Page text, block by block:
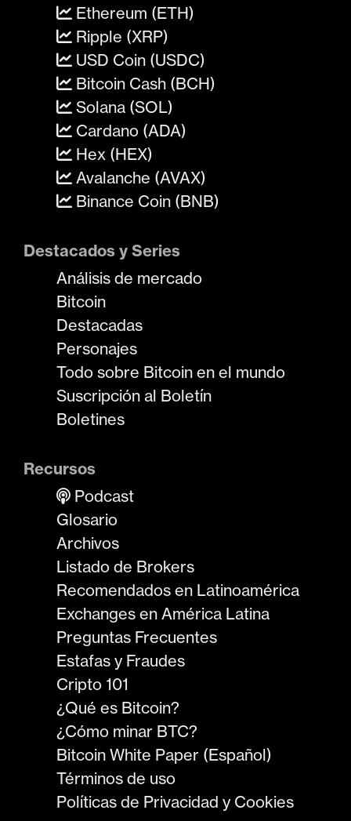
Ethereum (ETH)
Ripple (XRP)
USD Coin (USDC)
Bitcoin Cash (BCH)
Solana (SOL)
Cardano (ADA)
Hex (HEX)
Avalanche (AVAX)
Binance Coin (BNB)
Destacados y Series
Análisis de mercado
Bitcoin
Destacadas
Personajes
Todo sobre Bitcoin en el mundo
Suscripción al Boletín
Boletines
Recursos
Podcast
Glosario
Archivos
Listado de Brokers
Recomendados en Latinoamérica
Exchanges en América Latina
Preguntas Frecuentes
Estafas y Fraudes
Cripto 101
¿Qué es Bitcoin?
¿Cómo minar BTC?
Bitcoin White Paper (Español)
Términos de uso
Políticas de Privacidad y Cookies